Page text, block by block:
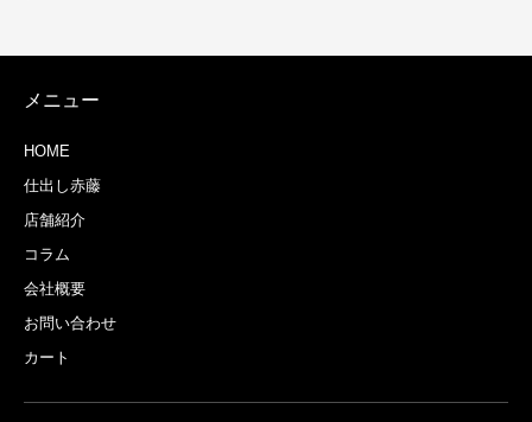
メニュー
HOME
仕出し赤藤
店舗紹介
コラム
会社概要
お問い合わせ
カート